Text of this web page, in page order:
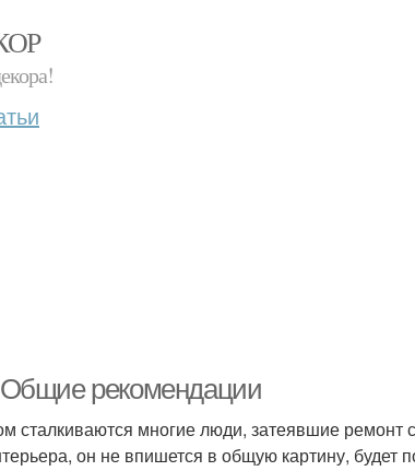
Общие рекомендации
сталкиваются многие люди, затеявшие ремонт
он не впишется в общую картину, будет